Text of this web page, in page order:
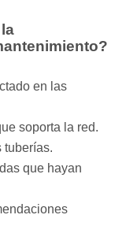
en las
soporta la red.
tuberías.
que hayan